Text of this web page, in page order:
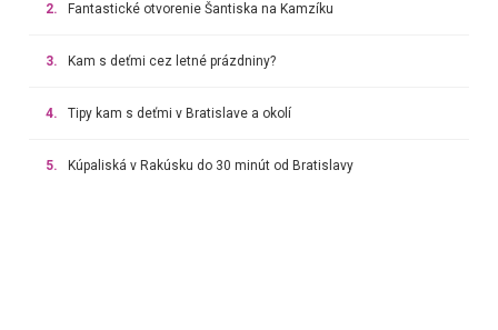
2. Fantastické otvorenie Šantiska na Kamzíku
3. Kam s deťmi cez letné prázdniny?
4. Tipy kam s deťmi v Bratislave a okolí
5. Kúpaliská v Rakúsku do 30 minút od Bratislavy